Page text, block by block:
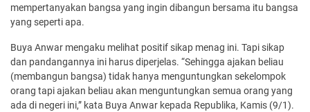
mempertanyakan bangsa yang ingin dibangun bersama itu bangsa
yang seperti apa.
Buya Anwar mengaku melihat positif sikap menag ini. Tapi sikap
dan pandangannya ini harus diperjelas. “Sehingga ajakan beliau
(membangun bangsa) tidak hanya menguntungkan sekelompok
orang tapi ajakan beliau akan menguntungkan semua orang yang
ada di negeri ini,” kata Buya Anwar kepada Republika, Kamis (9/1).